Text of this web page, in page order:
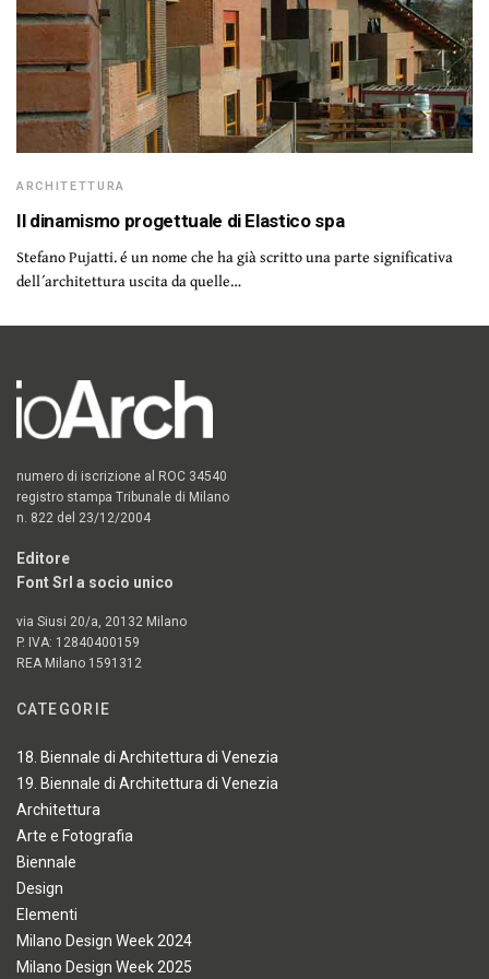
ARCHITETTURA
Il dinamismo progettuale di Elastico spa
Stefano Pujatti. é un nome che ha già scritto una parte significativa
dell´architettura uscita da quelle…
numero di iscrizione al ROC 34540
registro stampa Tribunale di Milano
n. 822 del 23/12/2004
Editore
Font Srl a socio unico
via Siusi 20/a, 20132 Milano
P. IVA: 12840400159
REA Milano 1591312
CATEGORIE
18. Biennale di Architettura di Venezia
19. Biennale di Architettura di Venezia
Architettura
Arte e Fotografia
Biennale
Design
Elementi
Milano Design Week 2024
Milano Design Week 2025